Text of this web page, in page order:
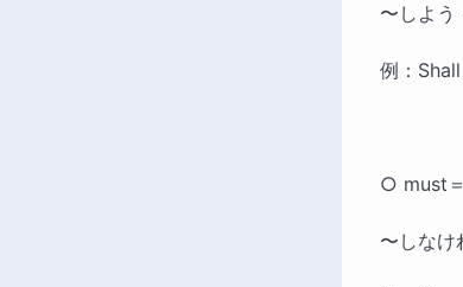
〜しよう
例：
○ must
〜しなけ